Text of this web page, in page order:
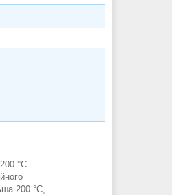
°C.
200 °C,